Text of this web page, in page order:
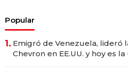
Popular
1. Emigró de Venezuela, lideró
Chevron en EE.UU. y hoy es